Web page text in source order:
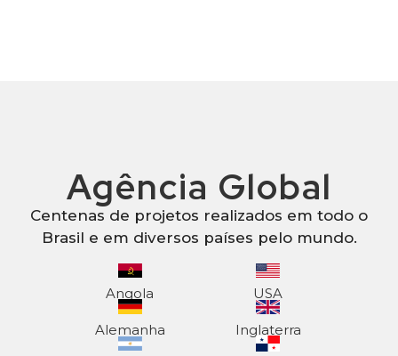
Agência Global
Centenas de projetos realizados em todo o
Brasil e em diversos países pelo mundo.
Angola
Alemanha
USA
Inglaterra